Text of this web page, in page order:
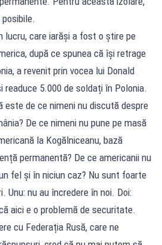
lucru, care iarăși a fost o știre pe
după ce spunea că își retrage
a revenit prin vocea lui Donald
readuce 5.000 de soldați în Polonia.
de ce nimeni nu discută despre
De ce nimeni nu pune pe masă
la Kogălniceanu, bază
permanentă? De ce americanii nu
fel și în niciun caz? Nu sunt foarte
Unu: nu au încredere în noi. Doi:
aici e o problemă de securitate.
cu Federația Rusă, care ne